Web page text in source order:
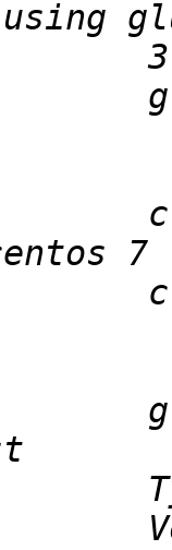
ID: